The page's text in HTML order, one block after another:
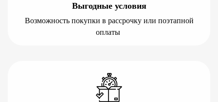
Выгодные условия
Возможность покупки в рассрочку или поэтапной
оплаты